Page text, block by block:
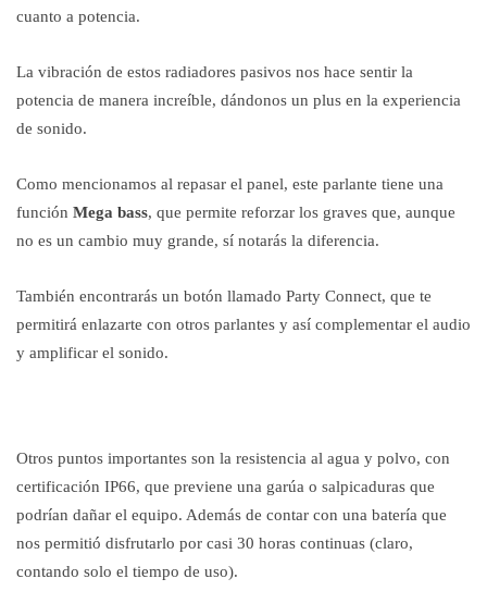
cuanto a potencia.
La vibración de estos radiadores pasivos nos hace sentir la
potencia de manera increíble, dándonos un plus en la experiencia
de sonido.
Como mencionamos al repasar el panel, este parlante tiene una
función Mega bass, que permite reforzar los graves que, aunque
no es un cambio muy grande, sí notarás la diferencia.
También encontrarás un botón llamado Party Connect, que te
permitirá enlazarte con otros parlantes y así complementar el audio
y amplificar el sonido.
Otros puntos importantes son la resistencia al agua y polvo, con
certificación IP66, que previene una garúa o salpicaduras que
podrían dañar el equipo. Además de contar con una batería que
nos permitió disfrutarlo por casi 30 horas continuas (claro,
contando solo el tiempo de uso).